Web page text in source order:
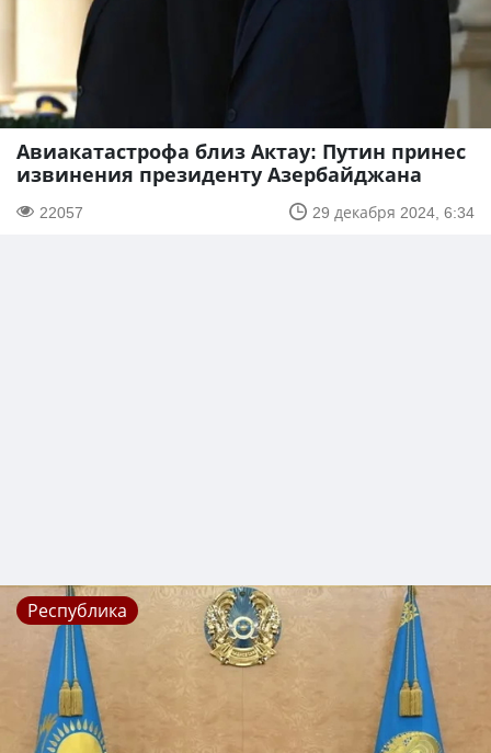
Авиакатастрофа близ Актау: Путин принес
извинения президенту Азербайджана
22057 29 декабря 2024, 6:34
Республика